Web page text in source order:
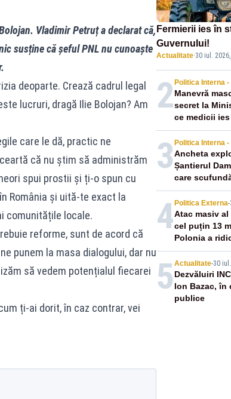
Vladimir Petruț a declarat că,
susține că șeful PNL nu cunoaște
deoparte. Crează cadrul legal
lucruri, dragă Ilie Bolojan? Am
care le dă, practic ne
că nu știm să administrăm
spui prostii și ți-o spun cu
România și uită-te exact la
comunitățile locale.
reforme, sunt de acord că
punem la masa dialogului, dar nu
să vedem potențialul fiecarei
ți-ai dorit, în caz contrar, vei
Fermierii ies în
Guvernului!
Actualitate·30 iul.
2 Politica Interna
Manevră
secret la
ce medicii
3 Politica Interna
Ancheta
Șantierul
care
4 Politica Externa-
Atac masiv
cel puțin 13
Polonia a
vânătoare
5 Actualitate-30
Dezvăluiri
Ion Bazac, în
publice